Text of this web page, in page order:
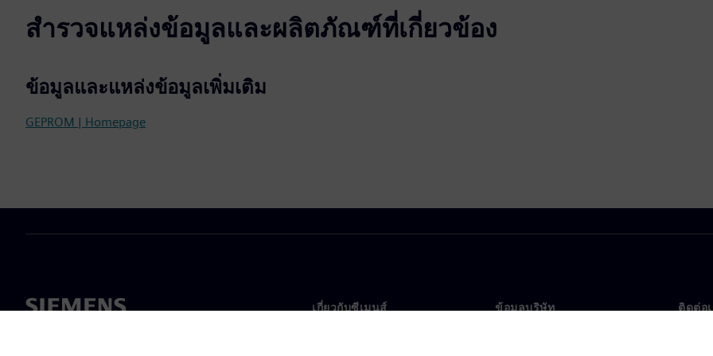
สำรวจแหล่งข้อมูลและผลิตภัณฑ์ที่เกี่ยวข้อง
ข้อมูลและแหล่งข้อมูลเพิ่มเติม
GEPROM | Homepage
เกี่ยวกับซีเมนส์ ข้อมูลบริษัท ติดต่อ